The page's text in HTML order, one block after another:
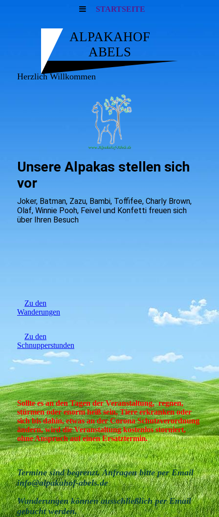
STARTSEITE
ALPAKAHOF
ABELS
Herzlich Willkommen
Unsere Alpakas stellen sich
vor
Joker, Batman, Zazu, Bambi, Toffifee, Charly Brown,
Olaf, Winnie Pooh, Feivel und Konfetti freuen sich
über Ihren Besuch
Zu den
Wanderungen
Zu den
Schnupperstunden
Sollte es an den Tagen der Veranstaltung, regnen,
stürmen oder enorm heiß sein, Tiere erkranken oder
sich bis dahin, etwas an der Corona Schutzverordnung
ändern, wird die Veranstaltung kostenlos storniert,
ohne Anspruch auf einen Ersatztermin.
Termine sind begrenzt. Anfragen bitte per Email
info@alpakahof-abels.de
Wanderungen können ausschließlich per Email
gebucht werden.